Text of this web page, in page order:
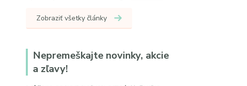
Zobraziť všetky články
Nepremeškajte novinky, akcie
a zľavy!